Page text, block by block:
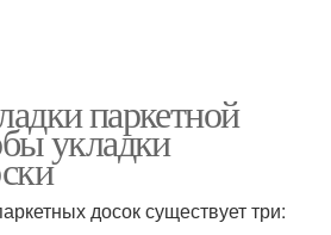
паркетной
укладки
досок существует три: